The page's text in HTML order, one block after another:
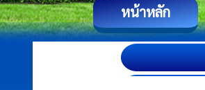
หน้าหลัก